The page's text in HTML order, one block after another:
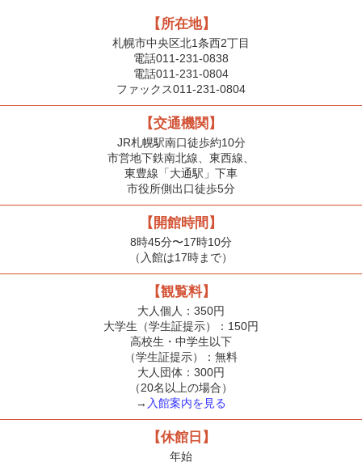
【所在地】
札幌市中央区北1条西2丁目
電話011-231-0838
電話011-231-0804
ファックス011-231-0804
【交通機関】
JR札幌駅南口徒歩約10分
市営地下鉄南北線、東西線、
東豊線「大通駅」下車
市役所側出口徒歩5分
【開館時間】
8時45分〜17時10分
（入館は17時まで）
【観覧料】
大人個人：350円
大学生（学生証提示）：150円
高校生・中学生以下
（学生証提示）：無料
大人団体：300円
（20名以上の場合）
→ 入館案内を見る
【休館日】
年始